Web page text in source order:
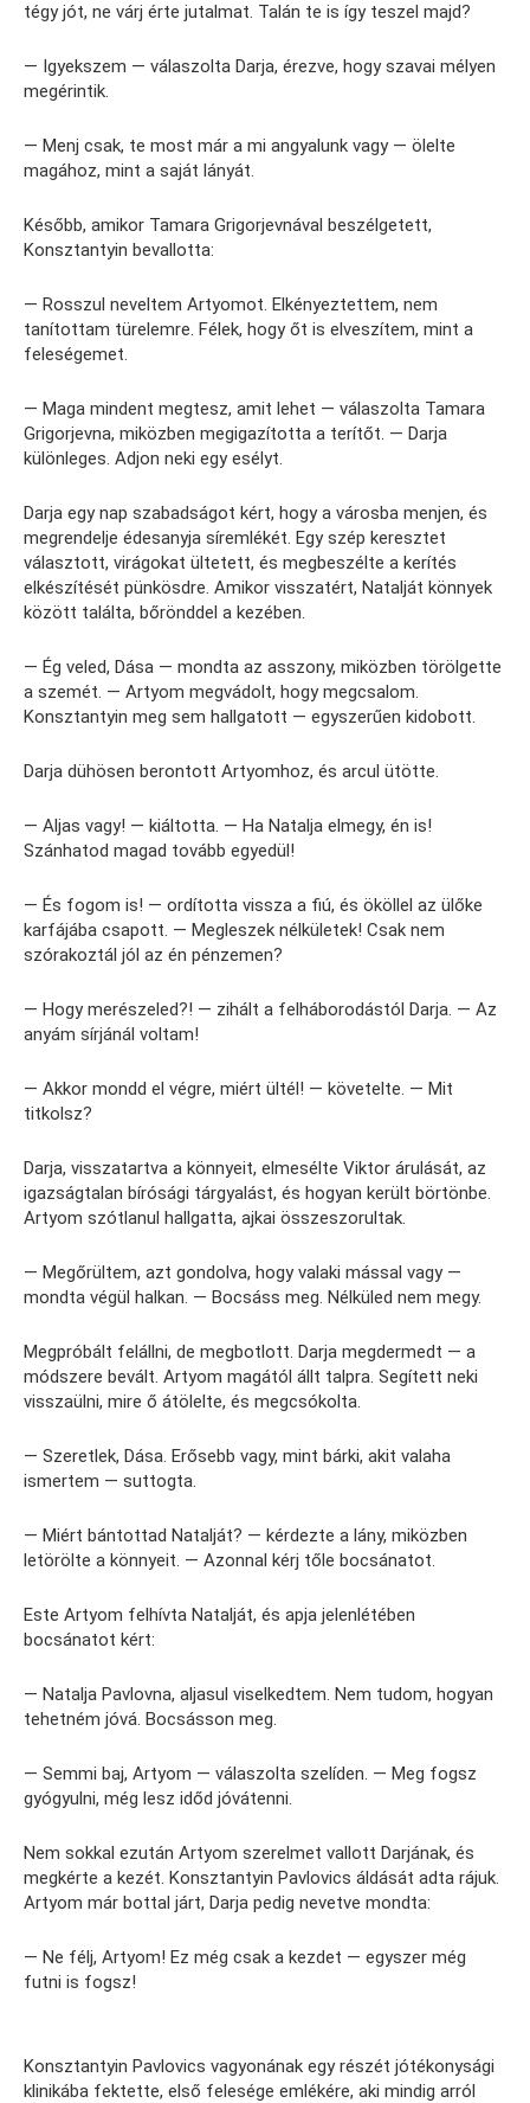
tégy jót, ne várj érte jutalmat. Talán te is így teszel majd?
— Igyekszem — válaszolta Darja, érezve, hogy szavai mélyen
megérintik.
— Menj csak, te most már a mi angyalunk vagy — ölelte
magához, mint a saját lányát.
Később, amikor Tamara Grigorjevnával beszélgetett,
Konsztantyin bevallotta:
— Rosszul neveltem Artyomot. Elkényeztettem, nem
tanítottam türelemre. Félek, hogy őt is elveszítem, mint a
feleségemet.
— Maga mindent megtesz, amit lehet — válaszolta Tamara
Grigorjevna, miközben megigazította a terítőt. — Darja
különleges. Adjon neki egy esélyt.
Darja egy nap szabadságot kért, hogy a városba menjen, és
megrendelje édesanyja síremlékét. Egy szép keresztet
választott, virágokat ültetett, és megbeszélte a kerítés
elkészítését pünkösdre. Amikor visszatért, Natalját könnyek
között találta, bőrönddel a kezében.
— Ég veled, Dása — mondta az asszony, miközben törölgette
a szemét. — Artyom megvádolt, hogy megcsalom.
Konsztantyin meg sem hallgatott — egyszerűen kidobott.
Darja dühösen berontott Artyomhoz, és arcul ütötte.
— Aljas vagy! — kiáltotta. — Ha Natalja elmegy, én is!
Szánhatod magad tovább egyedül!
— És fogom is! — ordította vissza a fiú, és ököllel az ülőke
karfájába csapott. — Megleszek nélkületek! Csak nem
szórakoztál jól az én pénzemen?
— Hogy merészeled?! — zihált a felháborodástól Darja. — Az
anyám sírjánál voltam!
— Akkor mondd el végre, miért ültél! — követelte. — Mit
titkolsz?
Darja, visszatartva a könnyeit, elmesélte Viktor árulását, az
igazságtalan bírósági tárgyalást, és hogyan került börtönbe.
Artyom szótlanul hallgatta, ajkai összeszorultak.
— Megőrültem, azt gondolva, hogy valaki mással vagy —
mondta végül halkan. — Bocsáss meg. Nélküled nem megy.
Megpróbált felállni, de megbotlott. Darja megdermedt — a
módszere bevált. Artyom magától állt talpra. Segített neki
visszaülni, mire ő átölelte, és megcsókolta.
— Szeretlek, Dása. Erősebb vagy, mint bárki, akit valaha
ismertem — suttogta.
— Miért bántottad Natalját? — kérdezte a lány, miközben
letörölte a könnyeit. — Azonnal kérj tőle bocsánatot.
Este Artyom felhívta Natalját, és apja jelenlétében
bocsánatot kért:
— Natalja Pavlovna, aljasul viselkedtem. Nem tudom, hogyan
tehetném jóvá. Bocsásson meg.
— Semmi baj, Artyom — válaszolta szelíden. — Meg fogsz
gyógyulni, még lesz időd jóvátenni.
Nem sokkal ezután Artyom szerelmet vallott Darjának, és
megkérte a kezét. Konsztantyin Pavlovics áldását adta rájuk.
Artyom már bottal járt, Darja pedig nevetve mondta:
— Ne félj, Artyom! Ez még csak a kezdet — egyszer még
futni is fogsz!
Konsztantyin Pavlovics vagyonának egy részét jótékonysági
klinikába fektette, első felesége emlékére, aki mindig arról